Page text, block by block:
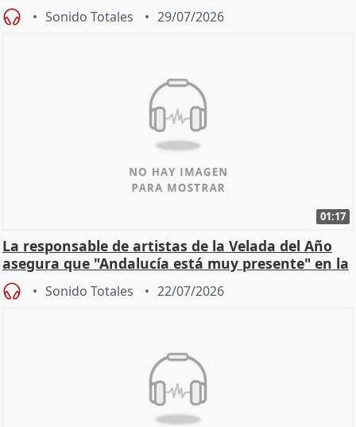
Sonido Totales 29/07/2026
01:17
La responsable de artistas de la Velada del Año
asegura que "Andalucía está muy presente" en la
cita
Sonido Totales 22/07/2026